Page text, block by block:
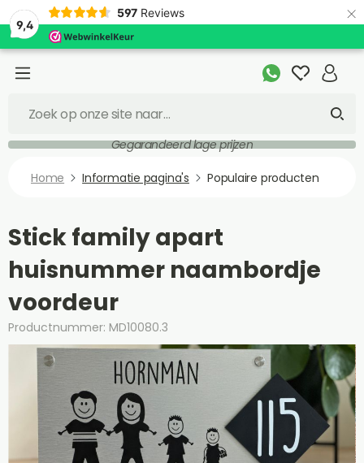
9,4
597 Reviews ×
Gegarandeerd lage prijzen
Home Informatie pagina's Populaire producten
Stick family apart
huisnummer naambordje
voordeur
Productnummer: MD10080.3